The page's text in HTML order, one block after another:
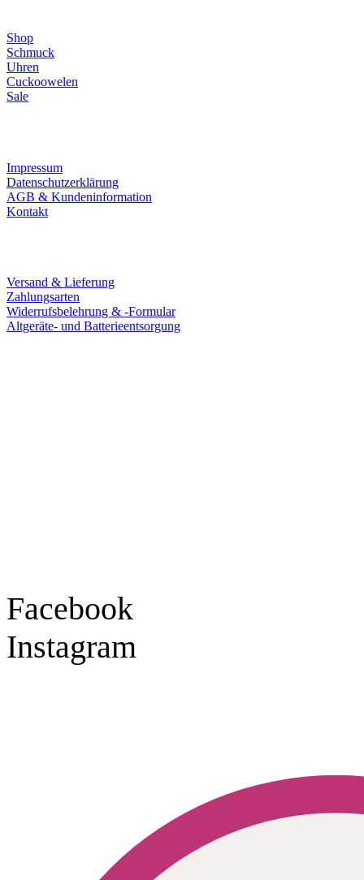
Shop
Schmuck
Uhren
Cuckoowelen
Sale
Impressum
Datenschutzerklärung
AGB & Kundeninformation
Kontakt
Versand & Lieferung
Zahlungsarten
Widerrufsbelehrung & -Formular
Altgeräte- und Batterieentsorgung
Facebook
Instagram